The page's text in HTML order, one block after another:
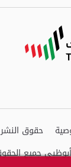
حقوق النشر